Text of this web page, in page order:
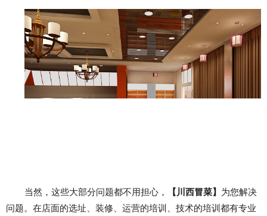
当然，这些大部分问题都不用担心， 【川西冒菜】 为您解决
问题。在店面的选址、装修、运营的培训、技术的培训都有专业